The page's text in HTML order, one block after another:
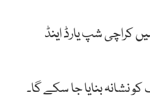
کی جائیں گی جبکہ دیگر 4 پاکستان میں کراچی شپ یارڈ اینڈ
نشانہ بنایا جا سکے گا۔